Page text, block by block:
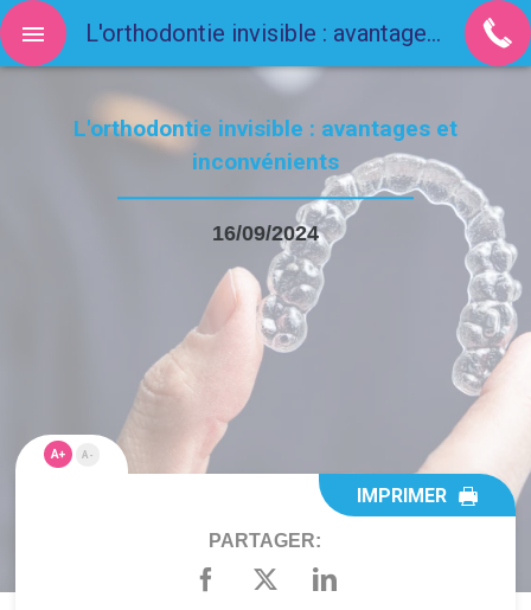
L'orthodontie invisible : avantages et
inconvénients
16/09/2024
A+ A-
IMPRIMER
PARTAGER:
L'orthodontie invisible : avantages et inconvénients